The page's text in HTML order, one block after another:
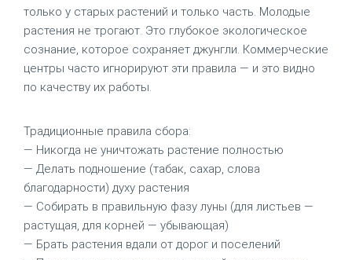
только у старых растений и только часть. Молодые
растения не трогают. Это глубокое экологическое
сознание, которое сохраняет джунгли. Коммерческие
центры часто игнорируют эти правила — и это видно
по качеству их работы.
Традиционные правила сбора:
— Никогда не уничтожать растение полностью
— Делать подношение (табак, сахар, слова
благодарности) духу растения
— Собирать в правильную фазу луны (для листьев —
растущая, для корней — убывающая)
— Брать растения вдали от дорог и поселений